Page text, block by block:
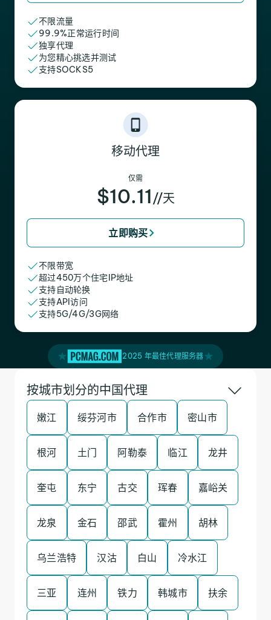
不限流量
99.9%正常运行时间
独享代理
为您精心挑选并测试
支持SOCKS5
移动代理
仅需
$10.11 //天
立即购买
不限带宽
超过450万个住宅IP地址
支持自动轮换
支持API访问
支持5G/4G/3G网络
2025 年最佳代理服务器
按城市划分的中国代理
嫩江 绥芬河市 合作市 密山市
根河 土门 阿勒泰 临江 龙井
奎屯 东宁 古交 珲春 嘉峪关
龙泉 金石 邵武 霍州 胡林
乌兰浩特 汉沽 白山 冷水江
三亚 连州 铁力 韩城市 扶余